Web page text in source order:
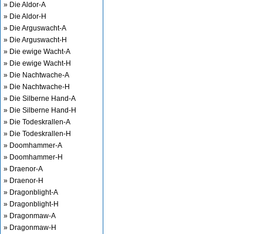
» Die Aldor-A
» Die Aldor-H
» Die Arguswacht-A
» Die Arguswacht-H
» Die ewige Wacht-A
» Die ewige Wacht-H
» Die Nachtwache-A
» Die Nachtwache-H
» Die Silberne Hand-A
» Die Silberne Hand-H
» Die Todeskrallen-A
» Die Todeskrallen-H
» Doomhammer-A
» Doomhammer-H
» Draenor-A
» Draenor-H
» Dragonblight-A
» Dragonblight-H
» Dragonmaw-A
» Dragonmaw-H